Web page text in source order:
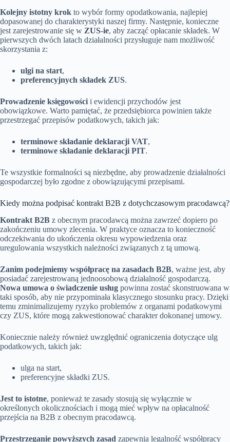
Kolejny istotny krok to wybór formy opodatkowania, najlepiej
dopasowanej do charakterystyki naszej firmy. Następnie, konieczne
jest zarejestrowanie się w ZUS-ie, aby zacząć opłacanie składek. W
pierwszych dwóch latach działalności przysługuje nam możliwość
skorzystania z:
ulgi na start,
preferencyjnych składek ZUS.
Prowadzenie księgowości i ewidencji przychodów jest
obowiązkowe. Warto pamiętać, że przedsiębiorca powinien także
przestrzegać przepisów podatkowych, takich jak:
terminowe składanie deklaracji VAT,
terminowe składanie deklaracji PIT.
Te wszystkie formalności są niezbędne, aby prowadzenie działalności
gospodarczej było zgodne z obowiązującymi przepisami.
Kiedy można podpisać kontrakt B2B z dotychczasowym pracodawcą?
Kontrakt B2B z obecnym pracodawcą można zawrzeć dopiero po
zakończeniu umowy zlecenia. W praktyce oznacza to konieczność
odczekiwania do ukończenia okresu wypowiedzenia oraz
uregulowania wszystkich należności związanych z tą umową.
Zanim podejmiemy współpracę na zasadach B2B, ważne jest, aby
posiadać zarejestrowaną jednoosobową działalność gospodarczą.
Nowa umowa o świadczenie usług powinna zostać skonstruowana w
taki sposób, aby nie przypominała klasycznego stosunku pracy. Dzięki
temu zminimalizujemy ryzyko problemów z organami podatkowymi
czy ZUS, które mogą zakwestionować charakter dokonanej umowy.
Koniecznie należy również uwzględnić ograniczenia dotyczące ulg
podatkowych, takich jak:
ulga na start,
preferencyjne składki ZUS.
Jest to istotne, ponieważ te zasady stosują się wyłącznie w
określonych okolicznościach i mogą mieć wpływ na opłacalność
przejścia na B2B z obecnym pracodawcą.
Przestrzeganie powyższych zasad zapewnia legalność współpracy